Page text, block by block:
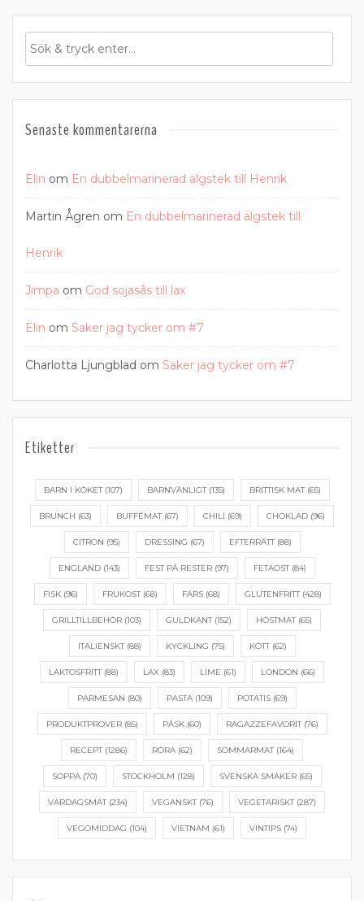
Senaste kommentarerna
Elin om En dubbelmarinerad älgstek till Henrik
Martin Ågren om En dubbelmarinerad älgstek till
Henrik
Jimpa om God sojasås till lax
Elin om Saker jag tycker om #7
Charlotta Ljungblad om Saker jag tycker om #7
Etiketter
BARN I KÖKET(107) BARNVÄNLIGT(135) BRITTISK MAT(65)
BRUNCH (63) BUFFÉMAT(67) CHILI (69) CHOKLAD (96)
CITRON (95) DRESSING (67) EFTERRÄTT(88)
ENGLAND(143) FEST PÅ RESTER(97) FETAOST(84)
FISK(96) FRUKOST(68) FÄRS(68) GLUTENFRITT(428)
GRILLTILLBEHÖR (103) GULDKANT(152) HÖSTMAT(65)
ITALIENSKT(88) KYCKLING (75) KÖTT(62)
LAKTOSFRITT(88) LAX (83) LIME (61) LONDON (66)
PARMESAN (80) PASTA(109) POTATIS(69)
PRODUKTPROVER(85) PÅSK(60) RAGAZZEFAVORIT(76)
RECEPT(1286) RÖRA (62) SOMMARMAT(164)
SOPPA(70) STOCKHOLM (128) SVENSKA SMAKER(65)
VARDAGSMAT(234) VEGANSKT(76) VEGETARISKT(287)
VEGOMIDDAG (104) VIETNAM (61) VINTIPS (74)